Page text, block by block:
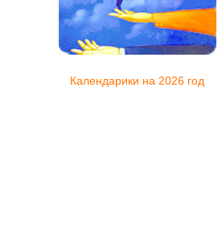
Календарики на 2026 год